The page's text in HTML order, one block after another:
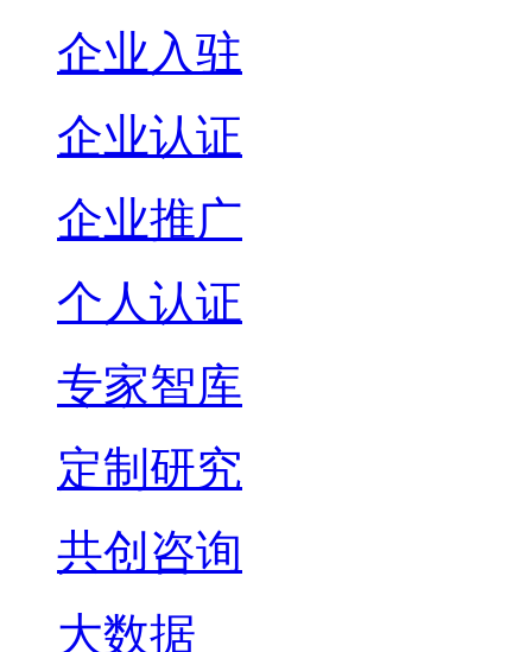
企业入驻
企业认证
企业推广
个人认证
专家智库
定制研究
共创咨询
大数据